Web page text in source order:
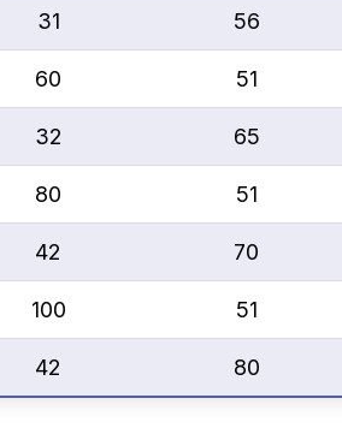
31 56
60 51
32 65
80 51
42 70
100 51
42 80